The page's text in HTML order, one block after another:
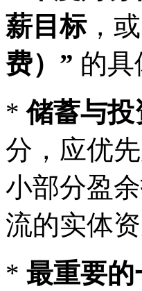
薪目标，或
费）” 的具
*储蓄与投
分，应优
小部分盈
流的实体资
* 最重要